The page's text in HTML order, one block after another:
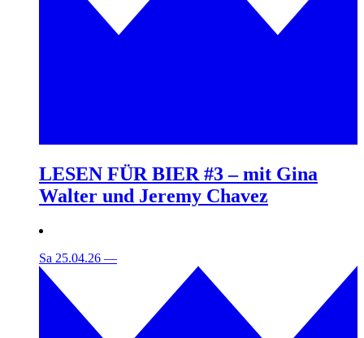
LESEN FÜR BIER #3 – mit Gina
Walter und Jeremy Chavez
Sa 25.04.26 —